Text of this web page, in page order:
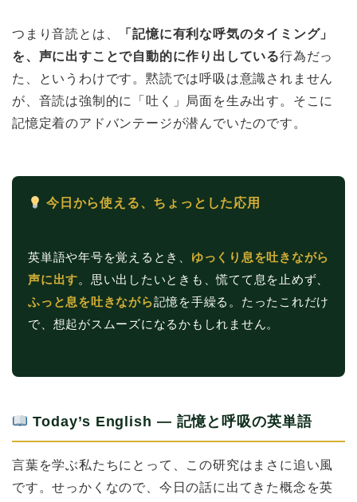
つまり音読とは、
「記憶に有利な呼気のタイミング」
を、声に出すことで自動的に作り出している行為だっ
た、というわけです。黙読では呼吸は意識されません
が、音読は強制的に「吐く」局面を生み出す。そこに
記憶定着のアドバンテージが潜んでいたのです。
今日から使える、ちょっとした応用
英単語や年号を覚えるとき、 ゆっくり息を吐きながら
声に出す。思い出したいときも、慌てて息を止めず、
ふっと息を吐きながら記憶を手繰る。たったこれだけ
で、想起がスムーズになるかもしれません。
Today’s English ― 記憶と呼吸の英単語
言葉を学ぶ私たちにとって、この研究はまさに追い風
です。せっかくなので、今日の話に出てきた概念を英